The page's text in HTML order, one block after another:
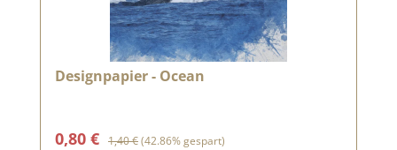
Designpapier - Ocean
Verkaufspreis:
0,80 € Regulärer Preis:
1,40 €(42.86% gespart)